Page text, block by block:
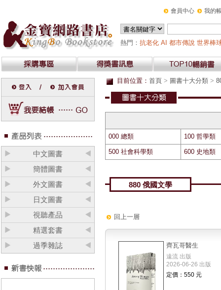
會員中心 我的
熱門： 抗老化 AI 都市傳說 世界棒
中文圖書
簡體圖書
外文圖書
日文圖書
視聽產品
精選套書
過季雜誌
目前位置： 首頁 > 圖書十大分類 >
000 總類 100 哲學類
500 社會科學類 600 史地類
880 俄國文學
回上一層
齊瓦哥醫生
遠流 出版
2026-06-26 出版
定價：550 元